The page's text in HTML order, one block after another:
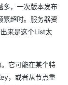
多，一次版本发布
繁超时。服务器资
来是这个List太
它可能在某个特
，或者从节点重